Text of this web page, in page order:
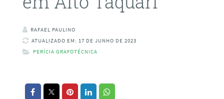
RAFAEL PAULINO
ATUALIZADO EM: 17 DE JUNHO DE 2023
PERÍCIA GRAFOTÉCNICA